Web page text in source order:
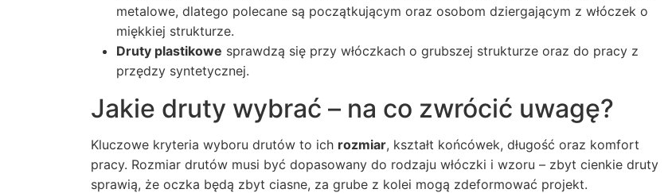
metalowe, dlatego polecane są początkującym oraz osobom dziergającym z włóczek o
miękkiej strukturze.
Druty plastikowe sprawdzą się przy włóczkach o grubszej strukturze oraz do pracy z
przędzy syntetycznej.
Jakie druty wybrać – na co zwrócić uwagę?
Kluczowe kryteria wyboru drutów to ich rozmiar, kształt końcówek, długość oraz komfort
pracy. Rozmiar drutów musi być dopasowany do rodzaju włóczki i wzoru – zbyt cienkie druty
sprawią, że oczka będą zbyt ciasne, za grube z kolei mogą zdeformować projekt.